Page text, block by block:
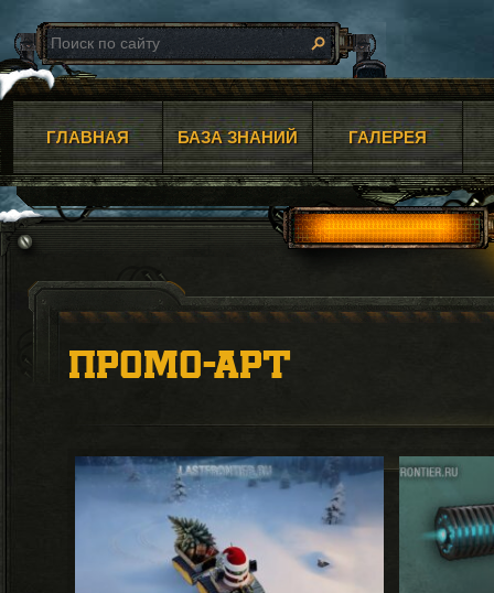
ГЛАВНАЯ БАЗА ЗНАНИЙ ГАЛЕРЕЯ
ПРОМО-АРТ